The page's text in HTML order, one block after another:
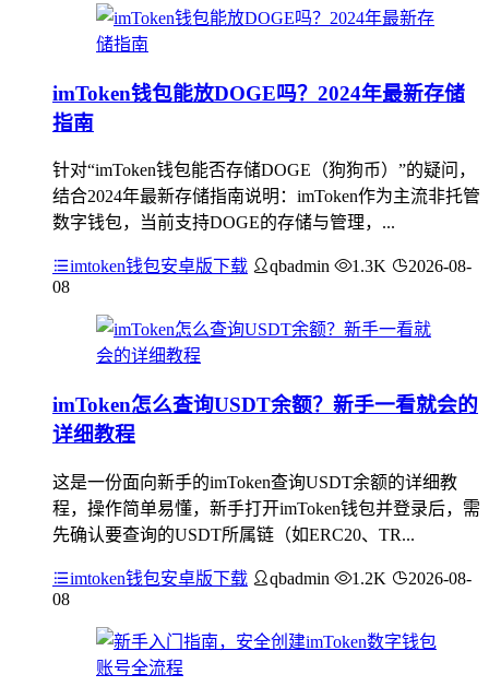
imToken钱包能放DOGE吗？2024年最新存储
指南
针对“imToken钱包能否存储DOGE（狗狗币）”的疑问，
结合2024年最新存储指南说明：imToken作为主流非托管
数字钱包，当前支持DOGE的存储与管理，...
imtoken钱包安卓版下载 qbadmin 1.3K
2026-08-
08
imToken怎么查询USDT余额？新手一看就会的
详细教程
这是一份面向新手的imToken查询USDT余额的详细教
程，操作简单易懂，新手打开imToken钱包并登录后，需
先确认要查询的USDT所属链（如ERC20、TR...
imtoken钱包安卓版下载 qbadmin 1.2K
2026-08-
08